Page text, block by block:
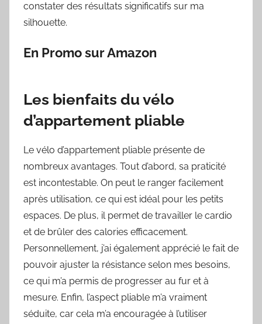
constater des résultats significatifs sur ma
silhouette.
En Promo sur Amazon
Les bienfaits du vélo
d’appartement pliable
Le vélo d’appartement pliable présente de
nombreux avantages. Tout d’abord, sa praticité
est incontestable. On peut le ranger facilement
après utilisation, ce qui est idéal pour les petits
espaces. De plus, il permet de travailler le cardio
et de brûler des calories efficacement.
Personnellement, j’ai également apprécié le fait de
pouvoir ajuster la résistance selon mes besoins,
ce qui m’a permis de progresser au fur et à
mesure. Enfin, l’aspect pliable m’a vraiment
séduite, car cela m’a encouragée à l’utiliser